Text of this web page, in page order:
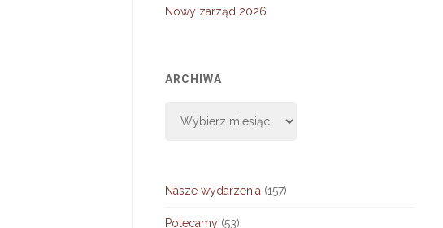
Nowy zarząd 2026
ARCHIWA
Nasze wydarzenia (157)
Polecamy (53)